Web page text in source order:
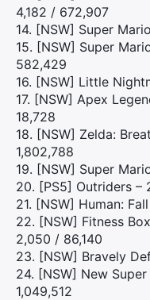
4,182 / 672,907
14. [NSW] Super
15. [NSW] Super
582,429
16. [NSW] Little
17. [NSW] Apex
18,728
18. [NSW] Zelda:
1,802,788
19. [NSW] Super
20. [PS5] Outriders –
21. [NSW] Human:
22. [NSW] Fitness
2,050 / 86,140
23. [NSW] Bravely
24. [NSW] New
1,049,512
Rechercher